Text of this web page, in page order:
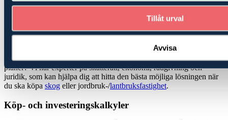
Tillåt urval
Avvisa
Oavsett om du skall köpa eller sälja en fastighet kommer du att
ställas inför frågor och valmöjligheter där det behövs kompetens
även inom andra områden än vad som innefattar vår tjänst
fastighetsförmedling. Vårafastighetsmäklarehar starkt stöd av flera
eller när en fastighet säljes. Hur ser det ut med EU-stöd och
stödrätter? Är marken utarrenderad och vad betyder det för dina
planer? Vi har experter på skatterätt, ekonomi, rådgivning och
juridik, som kan hjälpa dig att hitta den bästa möjliga lösningen när
du ska köpa skog eller jordbruk-/lantbruksfastighet.
Köp- och investeringskalkyler